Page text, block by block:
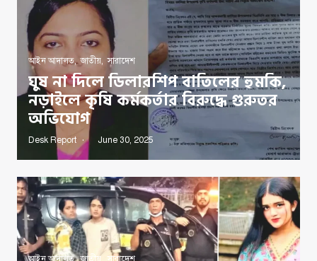
আইন আদালত,জাতীয় ,সারাদেশ
ঘুষ না দিলে ডিলারশিপ বাতিলের হুমকি,
নড়াইলে কৃষি কর্মকর্তার বিরুদ্ধে গুরুতর
অভিযোগ
Desk Report June 30, 2025
আইন আদালত,জাতীয় সারাদেশ